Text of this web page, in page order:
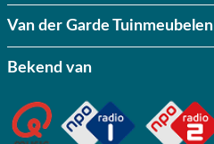
Van der Garde Tuinmeubelen
Bekend van